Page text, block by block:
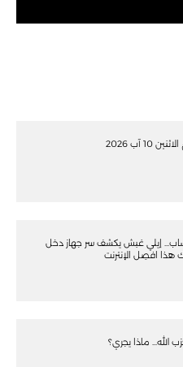
آب 2026
إيلي غبش يكشف سر جهاز دخل
هذا افصِل الإنترنت
ماذا يجري؟